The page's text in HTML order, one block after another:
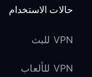
حالات الاستخدام
VPN للبث
VPN للألعاب